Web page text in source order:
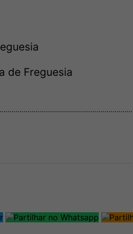
de Freguesia